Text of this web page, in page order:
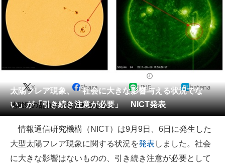
エンタメ クイズ
グルメ
住まい 教育・育児
動物 リサーチ
会員記事
メディア
注目記事を集めた総合ページ
ITの今と未来を見通す
太陽フレア現象、「社会に大きな影響与える状況でな
い」が「引き続き注意が必要」 NICT発表
X Share LINE hatena
地磁気の乱れが観測されました。
情報通信研究機構（NICT）は9月9日、6日に発生した
大型太陽フレア現象に関する状況を発表 しました。社会
に大きな影響はないものの、引き続き注意が必要として